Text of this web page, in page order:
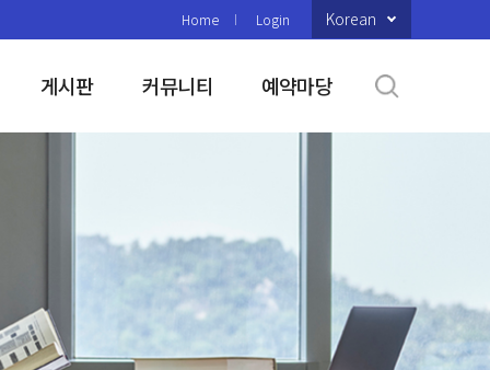
Home Login Korean
게시판 커뮤니티 예약마당